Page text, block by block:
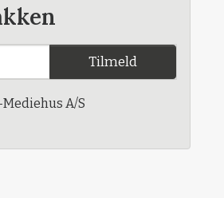
Tilmeld
A/S